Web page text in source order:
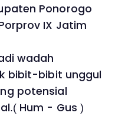
Ponorogo
IX Jatim
wadah
bibit-bibit unggul
potensial
Hum - Gus )